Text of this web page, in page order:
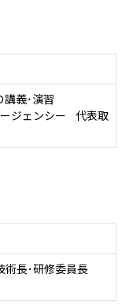
講義･演習
ジェンシー 代表取
長･研修委員長